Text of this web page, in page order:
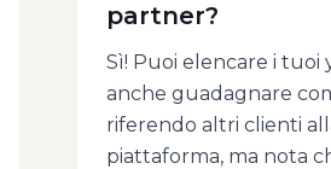
partner?
Sì! Puoi elencare i tuoi
anche guadagnare
riferendo altri clienti
piattaforma, ma nota